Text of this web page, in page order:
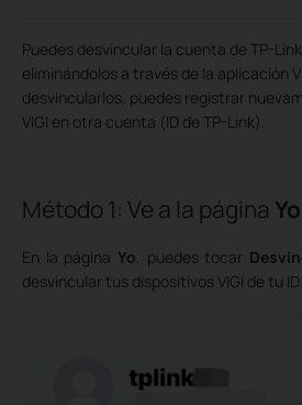
Puedes desvincular la cuenta de TP-
eliminándolos a través de la aplicación
desvincularlos, puedes registrar
VIGI en otra cuenta (ID de TP-Link).
Método 1: Ve a la página Yo
En la página Yo , puedes tocar
desvincular tus dispositivos VIGI de tu ID